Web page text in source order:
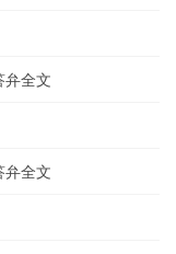
弁全文
弁全文